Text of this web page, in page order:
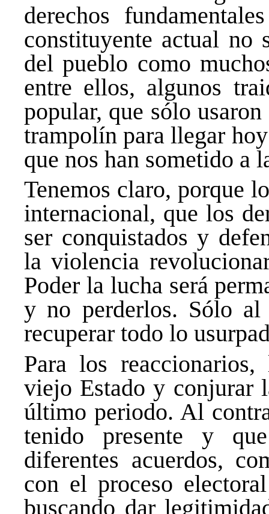
derechos
constituyente actual no
del pueblo como
entre ellos, algunos
popular, que sólo
trampolín para llegar
que nos han sometido a
Tenemos claro, porque
internacional, que los
ser conquistados y
la violencia
Poder la lucha será
y no perderlos. Sólo al
recuperar todo lo
Para los
viejo Estado y conjurar
último periodo. Al
tenido presente y
diferentes acuerdos,
con el proceso
buscando dar